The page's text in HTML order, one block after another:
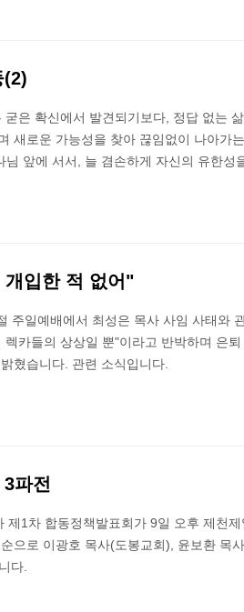
(2)
은 확신에서 발견되기보다, 정답 없는
새로운 가능성을 찾아 끊임없이 나아가
앞에 서서, 늘 겸손하게 자신의 유한성
입한 적 없어"
주일예배에서 최성은 목사 사임 사태와
카들의 상상일 뿐"이라고 반박하며 은퇴
혔습니다. 관련 소식입니다.
파전
1차 합동정책발표회가 9일 오후 제천제
으로 이광호 목사(도봉교회), 윤보환 목
다.